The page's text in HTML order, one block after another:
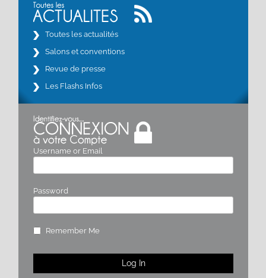
Toutes les actualités
Salons et conventions
Revue de presse
Les Flashs Infos
Username or Email
Password
Remember Me